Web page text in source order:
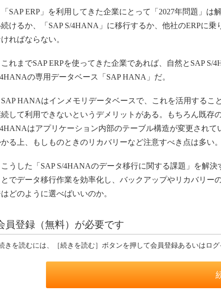
SAP ERP」を利用してきた企業にとって「2027年問題」は
けるか、「SAP S/4HANA」に移行するか、他社のERPに
ればならない。
れまでSAP ERPを使ってきた企業であれば、自然とSAP S/
の専用データベース「SAP HANA」だ。
HANAはインメモリデータベースで、これを活用するこ
して利用できないというデメリットがある。もちろん既存
はアプリケーション内部のテーブル構造が変更され
る上、もしものときのリカバリーなど注意すべき点は多い。
うした「SAP S/4HANAのデータ移行に関する課題」を解
とでデータ移行作業を効率化し、バックアップやリカバリー
はどのように選べばいいのか。
員登録（無料）が必要です
きを読むには、［続きを読む］ボタンを押して会員登録あるいはログ